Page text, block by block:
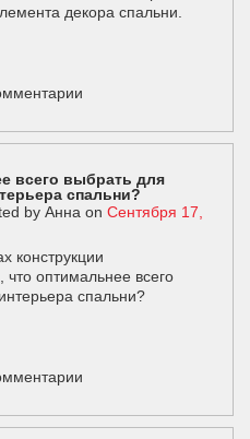
декора спальни.
всего выбрать для
спальни?
by Анна on Сентября 17,
конструкции
что оптимальнее всего
спальни?